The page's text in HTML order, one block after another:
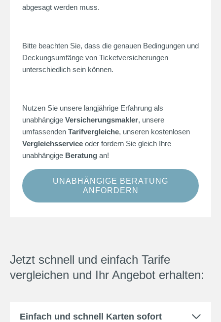
abgesagt werden muss.
Bitte beachten Sie, dass die genauen Bedingungen und
Deckungsumfänge von Ticketversicherungen
unterschiedlich sein können.
Nutzen Sie unsere langjährige Erfahrung als
unabhängige Versicherungsmakler, unsere
umfassenden Tarifvergleiche, unseren kostenlosen
Vergleichsservice oder fordern Sie gleich Ihre
unabhängige Beratung an!
UNABHÄNGIGE BERATUNG
ANFORDERN
Jetzt schnell und einfach Tarife
vergleichen und Ihr Angebot erhalten:
Einfach und schnell Karten sofort